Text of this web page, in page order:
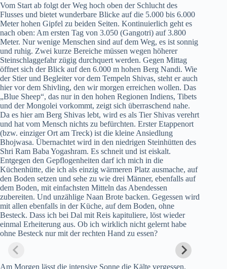
Vom Start ab folgt der Weg hoch oben der Schlucht des
Flusses und bietet wunderbare Blicke auf die 5.000 bis 6.000
Meter hohen Gipfel zu beiden Seiten. Kontinuierlich geht es
nach oben: Am ersten Tag von 3.050 (Gangotri) auf 3.800
Meter. Nur wenige Menschen sind auf dem Weg, es ist sonnig
und ruhig. Zwei kurze Bereiche müssen wegen höherer
Steinschlaggefahr zügig durchquert werden. Gegen Mittag
öffnet sich der Blick auf den 6.000 m hohen Berg Nandi. Wie
der Stier und Begleiter vor dem Tempeln Shivas, steht er auch
hier vor dem Shivling, den wir morgen erreichen wollen. Das
„Blue Sheep“, das nur in den hohen Regionen Indiens, Tibets
und der Mongolei vorkommt, zeigt sich überraschend nahe.
Da es hier am Berg Shivas lebt, wird es als Tier Shivas verehrt
und hat vom Mensch nichts zu befürchten. Erster Etappenort
(bzw. einziger Ort am Treck) ist die kleine Ansiedlung
Bhojwasa. Übernachtet wird in den niedrigen Steinhütten des
Shri Ram Baba Yogashram. Es schneit und ist eiskalt.
Entgegen den Gepflogenheiten darf ich mich in die
Küchenhütte, die ich als einzig wärmeren Platz ausmache, auf
den Boden setzen und sehe zu wie drei Männer, ebenfalls auf
dem Boden, mit einfachsten Mitteln das Abendessen
zubereiten. Und unzählige Naan Brote backen. Gegessen wird
mit allen ebenfalls in der Küche, auf dem Boden, ohne
Besteck. Dass ich bei Dal mit Reis kapituliere, löst wieder
einmal Erheiterung aus. Ob ich wirklich nicht gelernt habe
ohne Besteck nur mit der rechten Hand zu essen?
Am Morgen lässt die intensive Sonne die Kälte vergessen.